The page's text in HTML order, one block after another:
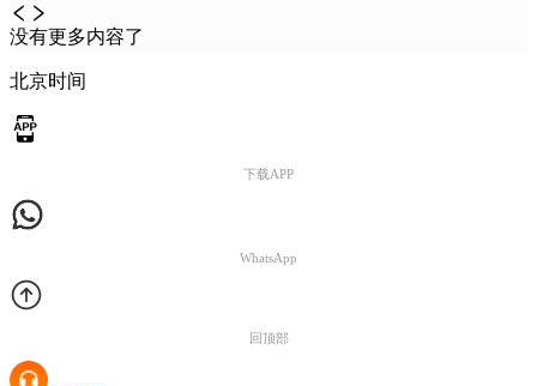
没有更多内容了
北京时间
下载APP
WhatsApp
回顶部